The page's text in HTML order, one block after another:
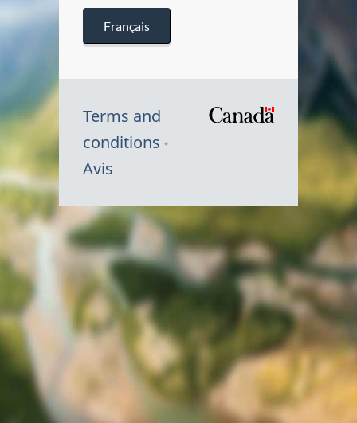
Français
Terms and
conditions
Avis
Canada